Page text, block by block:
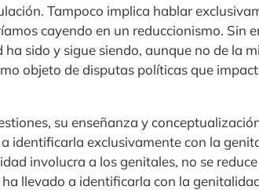
Tampoco implica hablar
cayendo en un reduccionismo. Sin
ha sido y sigue siendo, aunque no de la
objeto de disputas políticas que
su enseñanza y
identificarla exclusivamente con la
involucra a los genitales, no se
llevado a identificarla con la